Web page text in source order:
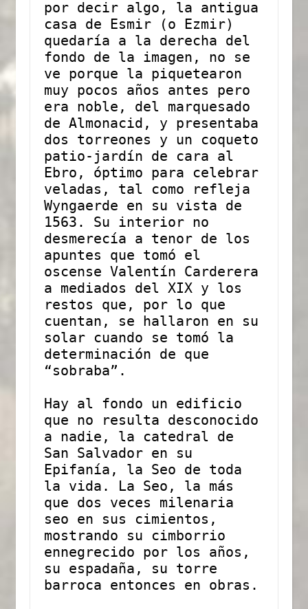
por decir algo, la antigua
casa de Esmir (o Ezmir)
quedaría a la derecha del
fondo de la imagen, no se
ve porque la piquetearon
muy pocos años antes pero
era noble, del marquesado
de Almonacid, y presentaba
dos torreones y un coqueto
patio-jardín de cara al
Ebro, óptimo para celebrar
veladas, tal como refleja
Wyngaerde en su vista de
1563. Su interior no
desmerecía a tenor de los
apuntes que tomó el
oscense Valentín Carderera
a mediados del XIX y los
restos que, por lo que
cuentan, se hallaron en su
solar cuando se tomó la
determinación de que
“sobraba”.
Hay al fondo un edificio
que no resulta desconocido
a nadie, la catedral de
San Salvador en su
Epifanía, la Seo de toda
la vida. La Seo, la más
que dos veces milenaria
seo en sus cimientos,
mostrando su cimborrio
ennegrecido por los años,
su espadaña, su torre
barroca entonces en obras.